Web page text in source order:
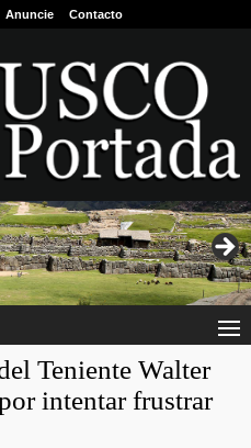
Anuncie Contacto
Teniente Walter
intentar frustrar